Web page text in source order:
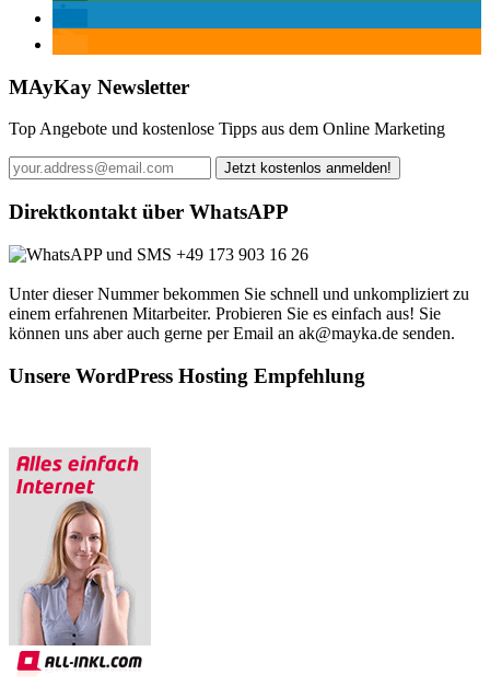
MAyKay Newsletter
Top Angebote und kostenlose Tipps aus dem Online Marketing
Direktkontakt über WhatsAPP
+49 173 903 16 26
Unter dieser Nummer bekommen Sie schnell und unkompliziert zu
einem erfahrenen Mitarbeiter. Probieren Sie es einfach aus! Sie
können uns aber auch gerne per Email an ak@mayka.de senden.
Unsere WordPress Hosting Empfehlung